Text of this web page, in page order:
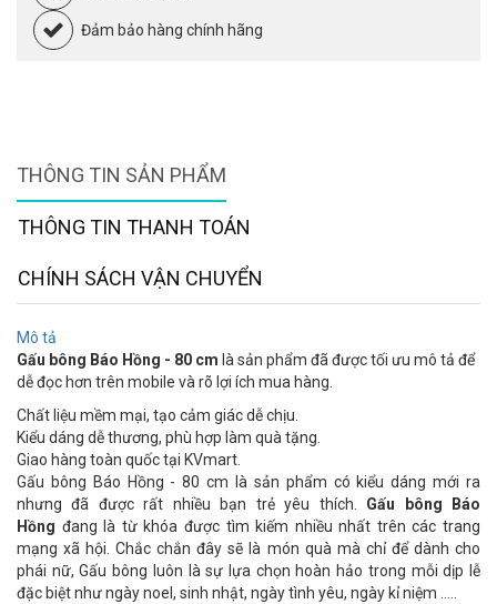
Đảm bảo hàng chính hãng
THÔNG TIN SẢN PHẨM
THÔNG TIN THANH TOÁN
CHÍNH SÁCH VẬN CHUYỂN
Mô tả
Gấu bông Báo Hồng - 80 cm là sản phẩm đã được tối ưu mô tả để
dễ đọc hơn trên mobile và rõ lợi ích mua hàng.
Chất liệu mềm mại, tạo cảm giác dễ chịu.
Kiểu dáng dễ thương, phù hợp làm quà tặng.
Giao hàng toàn quốc tại KVmart.
Gấu bông Báo Hồng - 80 cm là sản phẩm có kiểu dáng mới ra
nhưng đã được rất nhiều bạn trẻ yêu thích. Gấu bông Báo
Hồng đang là từ khóa được tìm kiếm nhiều nhất trên các trang
mạng xã hội. Chắc chắn đây sẽ là món quà mà chỉ để dành cho
phái nữ, Gấu bông luôn là sự lựa chọn hoàn hảo trong mỗi dịp lễ
đặc biệt như ngày noel, sinh nhật, ngày tình yêu, ngày kỉ niệm …..